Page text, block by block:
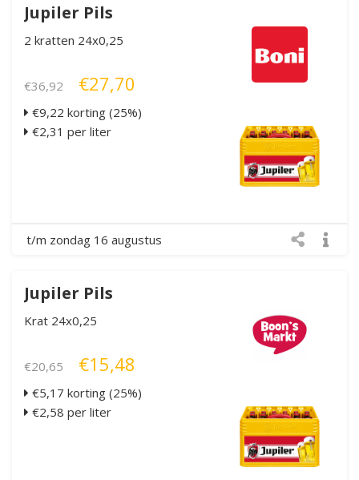
Jupiler Pils
2 kratten 24x0,25
€36,92 €27,70
€9,22 korting (25%)
€2,31 per liter
t/m zondag 16 augustus
Jupiler Pils
Krat 24x0,25
€20,65 €15,48
€5,17 korting (25%)
€2,58 per liter